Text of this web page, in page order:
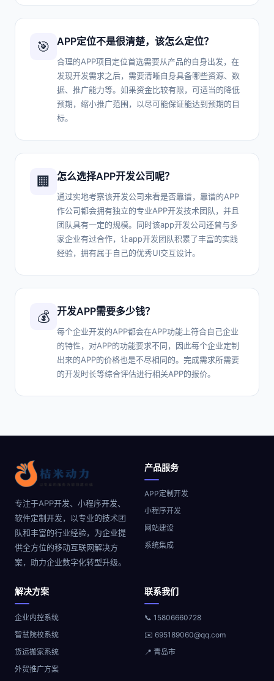
🎯 APP定位不是很清楚，该怎么定位？
合理的APP项目定位首选需要从产品的自身出发，在
发现开发需求之后，需要清晰自身具备哪些资源、数
据、推广能力等。如果资金比较有限，可适当的降低
预期，缩小推广范围，以尽可能保证能达到预期的目
标。
🏢 怎么选择APP开发公司呢？
通过实地考察该开发公司来看是否靠谱，靠谱的APP
作公司都会拥有独立的专业APP开发技术团队，并且
团队具有一定的规模。同时该app开发公司还曾与多
家企业有过合作，让app开发团队积累了丰富的实践
经验，拥有属于自己的优秀UI交互设计。
💰 开发APP需要多少钱？
每个企业开发的APP都会在APP功能上符合自己企业
的特性，对APP的功能要求不同，因此每个企业定制
出来的APP的价格也是不尽相同的。完成需求所需要
的开发时长等综合评估进行相关APP的报价。
专注于APP开发、小程序开发、
软件定制开发，以专业的技术团
队和丰富的行业经验，为企业提
供全方位的移动互联网解决方
案，助力企业数字化转型升级。
产品服务
APP定制开发
小程序开发
网站建设
系统集成
解决方案
企业内控系统
智慧院校系统
货运搬家系统
外贸推广方案
联系我们
📞 15806660728
✉️ 695189060@qq.com
📍 青岛市